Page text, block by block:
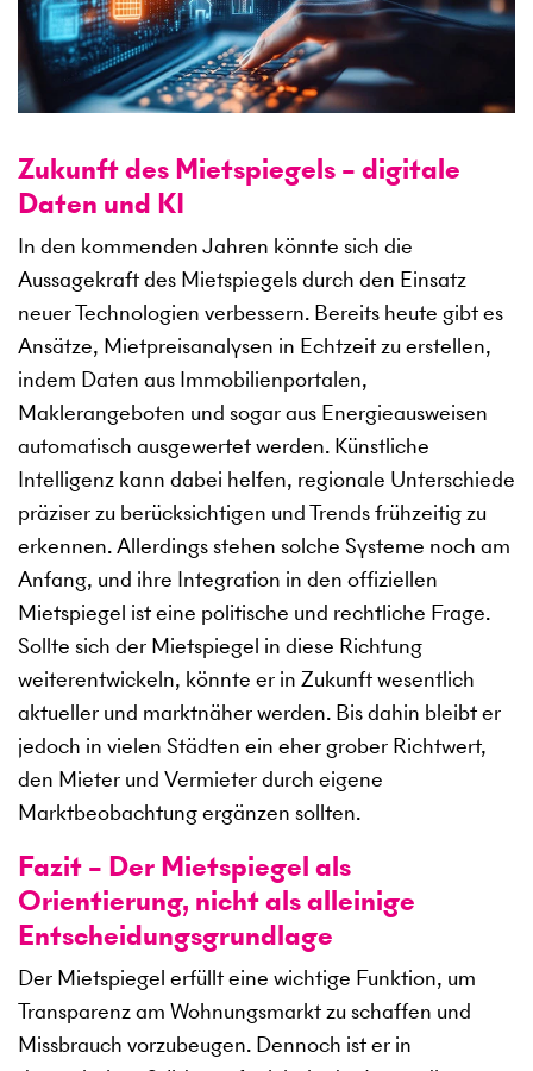
Zukunft des Mietspiegels – digitale
Daten und KI
In den kommenden Jahren könnte sich die
Aussagekraft des Mietspiegels durch den Einsatz
neuer Technologien verbessern. Bereits heute gibt es
Ansätze, Mietpreisanalysen in Echtzeit zu erstellen,
indem Daten aus Immobilienportalen,
Maklerangeboten und sogar aus Energieausweisen
automatisch ausgewertet werden. Künstliche
Intelligenz kann dabei helfen, regionale Unterschiede
präziser zu berücksichtigen und Trends frühzeitig zu
erkennen. Allerdings stehen solche Systeme noch am
Anfang, und ihre Integration in den offiziellen
Mietspiegel ist eine politische und rechtliche Frage.
Sollte sich der Mietspiegel in diese Richtung
weiterentwickeln, könnte er in Zukunft wesentlich
aktueller und marktnäher werden. Bis dahin bleibt er
jedoch in vielen Städten ein eher grober Richtwert,
den Mieter und Vermieter durch eigene
Marktbeobachtung ergänzen sollten.
Fazit – Der Mietspiegel als
Orientierung, nicht als alleinige
Entscheidungsgrundlage
Der Mietspiegel erfüllt eine wichtige Funktion, um
Transparenz am Wohnungsmarkt zu schaffen und
Missbrauch vorzubeugen. Dennoch ist er in